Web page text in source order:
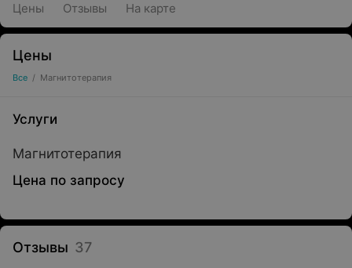
Цены Отзывы На карте
Цены
Все / Магнитотерапия
Услуги
Магнитотерапия
Цена по запросу
Отзывы 37